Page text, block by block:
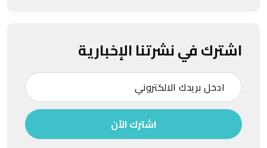
اشترك في نشرتنا الإخبارية
اشترك الآن